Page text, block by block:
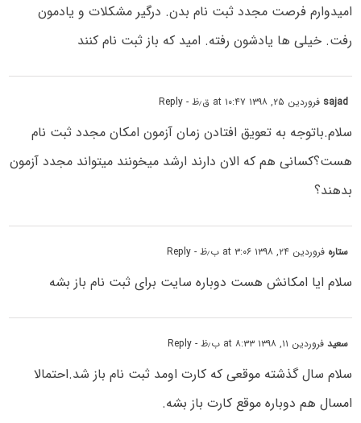
امیدوارم فرصت مجدد ثبت نام بدن. درگیر مشکلات و یادمون
رفت. خیلی ها یادشون رفته. امید که باز ثبت نام کنند
sajad فروردین ۲۵, ۱۳۹۸ at ۱۰:۴۷ ق٫ظ - Reply
سلام.باتوجه به تعویق افتادن زمان آزمون امکان مجدد ثبت نام
هست؟کسانی هم که الان دارند ارشد میخونند میتواند مجدد آزمون
بدهند؟
ستاره فروردین ۲۴, ۱۳۹۸ at ۳:۰۶ ب٫ظ - Reply
سلام ایا امکانش هست دوباره سایت برای ثبت نام باز بشه
سعیدفروردین ۱۱, ۱۳۹۸ at ۸:۳۳ ب٫ظ - Reply
سلام سال گذشته موقعی که کارت اومد ثبت نام باز شد.احتمالا
امسال هم دوباره موقع کارت باز بشه.